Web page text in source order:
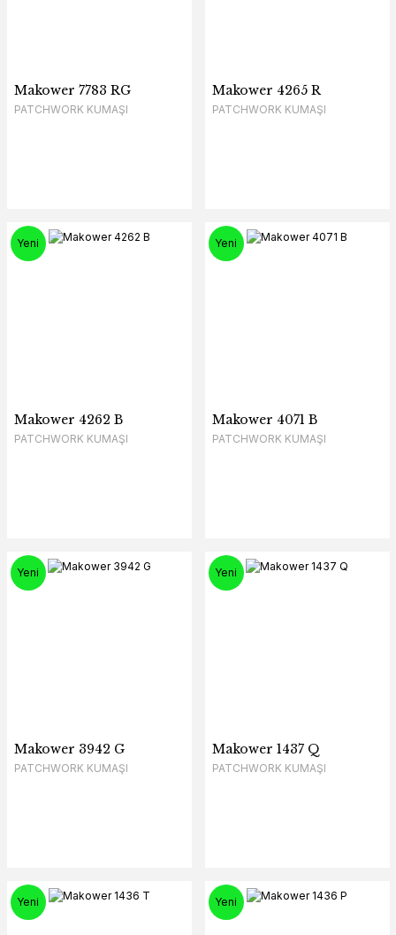
Makower 7783 RG
PATCHWORK KUMAŞI
Makower 4265 R
PATCHWORK KUMAŞI
Yeni
Makower 4262 B
PATCHWORK KUMAŞI
Yeni
Makower 4071 B
PATCHWORK KUMAŞI
Yeni
Makower 3942 G
PATCHWORK KUMAŞI
Yeni
Makower 1437 Q
PATCHWORK KUMAŞI
Yeni Yeni